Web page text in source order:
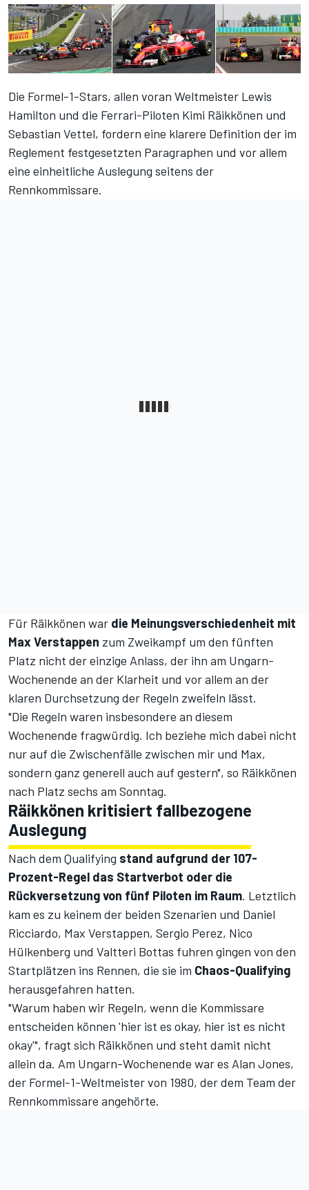
Die Formel-1-Stars, allen voran Weltmeister Lewis
Hamilton und die Ferrari-Piloten Kimi Räikkönen und
Sebastian Vettel, fordern eine klarere Definition der im
Reglement festgesetzten Paragraphen und vor allem
eine einheitliche Auslegung seitens der
Rennkommissare.
Für Räikkönen war die Meinungsverschiedenheit mit
Max Verstappen zum Zweikampf um den fünften
Platz nicht der einzige Anlass, der ihn am Ungarn-
Wochenende an der Klarheit und vor allem an der
klaren Durchsetzung der Regeln zweifeln lässt.
"Die Regeln waren insbesondere an diesem
Wochenende fragwürdig. Ich beziehe mich dabei nicht
nur auf die Zwischenfälle zwischen mir und Max,
sondern ganz generell auch auf gestern", so Räikkönen
nach Platz sechs am Sonntag.
Räikkönen kritisiert fallbezogene
Auslegung
Nach dem Qualifying stand aufgrund der 107-
Prozent-Regel das Startverbot oder die
Rückversetzung von fünf Piloten im Raum. Letztlich
kam es zu keinem der beiden Szenarien und Daniel
Ricciardo, Max Verstappen, Sergio Perez, Nico
Hülkenberg und Valtteri Bottas fuhren gingen von den
Startplätzen ins Rennen, die sie im Chaos-Qualifying
herausgefahren hatten.
"Warum haben wir Regeln, wenn die Kommissare
entscheiden können 'hier ist es okay, hier ist es nicht
okay'", fragt sich Räikkönen und steht damit nicht
allein da. Am Ungarn-Wochenende war es Alan Jones,
der Formel-1-Weltmeister von 1980, der dem Team der
Rennkommissare angehörte.